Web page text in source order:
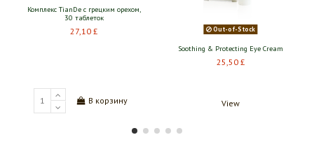
орехом,
Soothing & Protecting Eye Cream
View
Увлажняющая крем-